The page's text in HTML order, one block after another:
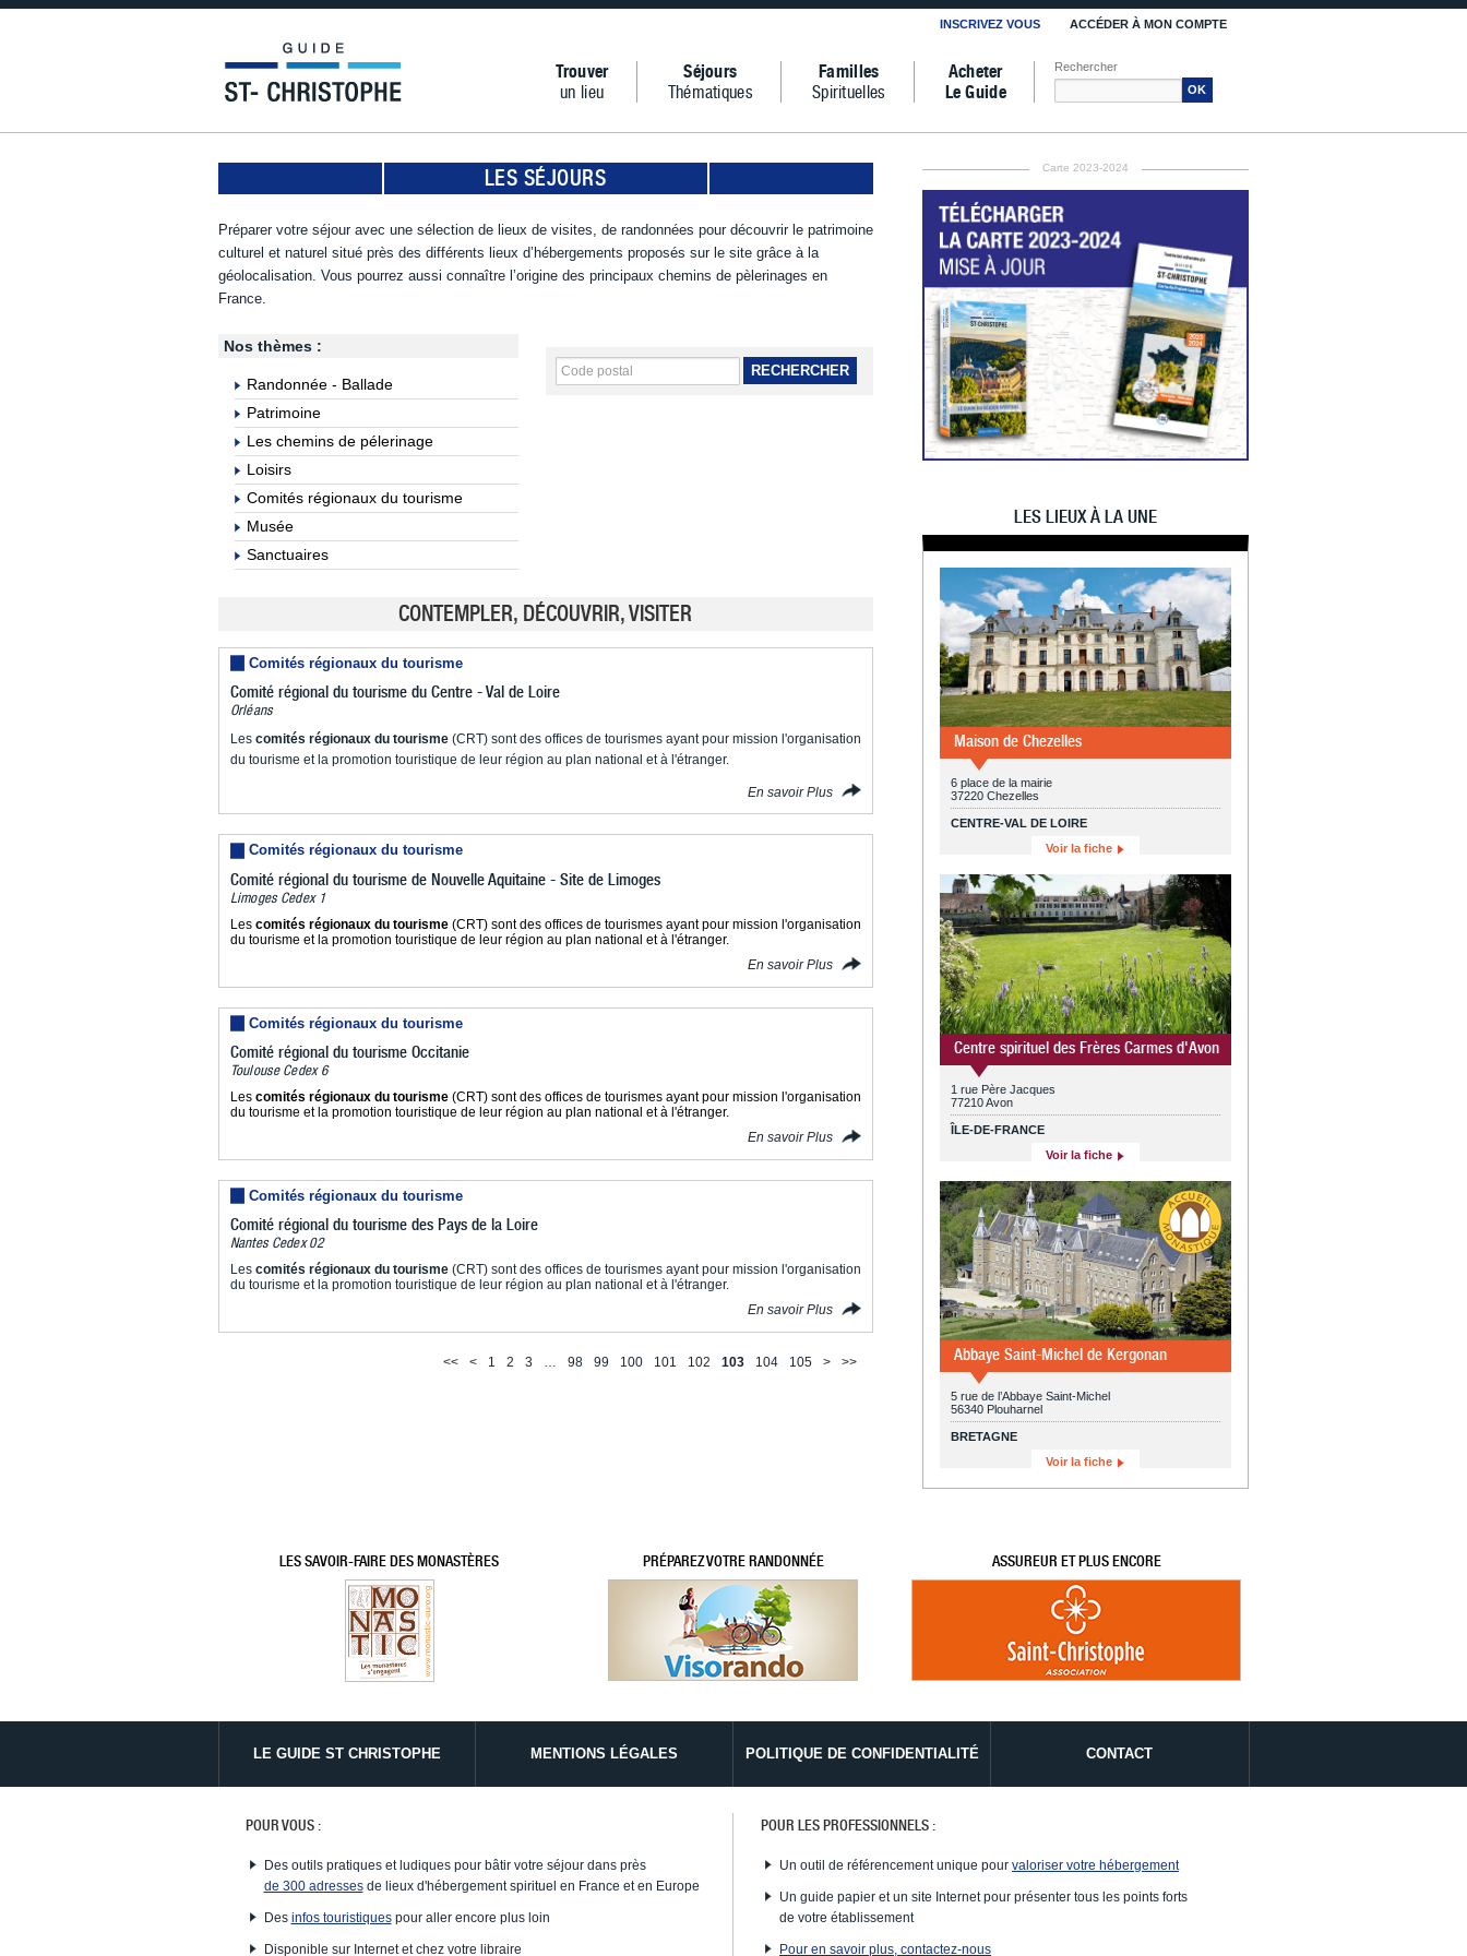
INSCRIVEZ VOUS ACCÉDER À MON COMPTE
Trouver
un lieu
Séjours
Thématiques
Familles
Spirituelles
Acheter
Le Guide
Rechercher
OK
LES SÉJOURS
Préparer votre séjour avec une sélection de lieux de visites, de randonnées pour découvrir le patrimoine
culturel et naturel situé près des différents lieux d’hébergements proposés sur le site grâce à la
géolocalisation. Vous pourrez aussi connaître l’origine des principaux chemins de pèlerinages en
France.
Nos thèmes :
Randonnée - Ballade
Patrimoine
Les chemins de pélerinage
Loisirs
Comités régionaux du tourisme
Musée
Sanctuaires
RECHERCHER
CONTEMPLER, DÉCOUVRIR, VISITER
Comités régionaux du tourisme
Comité régional du tourisme du Centre - Val de Loire
Orléans
Les comités régionaux du tourisme(CRT) sont des offices de tourismes ayant pour mission l'organisation
du tourisme et la promotion touristique de leur région au plan national et à l'étranger.
En savoir Plus
Comités régionaux du tourisme
Comité régional du tourisme de Nouvelle Aquitaine - Site de Limoges
Limoges Cedex 1
Les comités régionaux du tourisme(CRT) sont des offices de tourismes ayant pour mission l'organisation
du tourisme et la promotion touristique de leur région au plan national et à l'étranger.
En savoir Plus
Comités régionaux du tourisme
Comité régional du tourisme Occitanie
Toulouse Cedex 6
Les comités régionaux du tourisme(CRT) sont des offices de tourismes ayant pour mission l'organisation
du tourisme et la promotion touristique de leur région au plan national et à l'étranger.
En savoir Plus
Comités régionaux du tourisme
Comité régional du tourisme des Pays de la Loire
Nantes Cedex 02
Les comités régionaux du tourisme(CRT) sont des offices de tourismes ayant pour mission l'organisation
du tourisme et la promotion touristique de leur région au plan national et à l'étranger.
En savoir Plus
<< < 1 2 3 98 99 100 101 102 103 104 105 > >>
Carte 2023-2024
LES LIEUX À LA UNE
Maison de Chezelles
6 place de la mairie
37220 Chezelles
CENTRE-VAL DE LOIRE
Voir la fiche
Centre spirituel des Frères Carmes d'Avon
1 rue Père Jacques
77210 Avon
ÎLE-DE-FRANCE
Voir la fiche
Abbaye Saint-Michel de Kergonan
5 rue de l’Abbaye Saint-Michel
56340 Plouharnel
BRETAGNE
Voir la fiche
LES SAVOIR-FAIRE DES MONASTÈRES PRÉPAREZ VOTRE RANDONNÉE ASSUREUR ET PLUS ENCORE
LE GUIDE ST CHRISTOPHE MENTIONS LÉGALES POLITIQUE DE CONFIDENTIALITÉ CONTACT
POUR VOUS :
Des outils pratiques et ludiques pour bâtir votre séjour dans près
de 300 adressesde lieux d'hébergement spirituel en France et en Europe
Des infos touristiquespour aller encore plus loin
Disponible sur Internet et chez votre libraire
POUR LES PROFESSIONNELS :
Un outil de référencement unique pour valoriser votre hébergement
Un guide papier et un site Internet pour présenter tous les points forts
de votre établissement
Pour en savoir plus, contactez-nous